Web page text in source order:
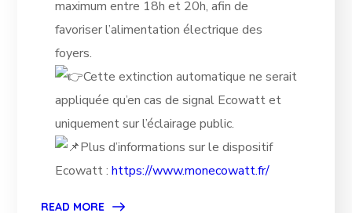
maximum entre 18h et 20h, afin de
favoriser l’alimentation électrique des
foyers.
Cette extinction automatique ne serait
appliquée qu’en cas de signal Ecowatt et
uniquement sur l’éclairage public.
Plus d’informations sur le dispositif
Ecowatt : https://www.monecowatt.fr/
READ MORE